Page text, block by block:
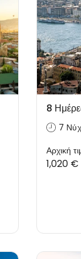
8
7
Αρχική
1,020 €